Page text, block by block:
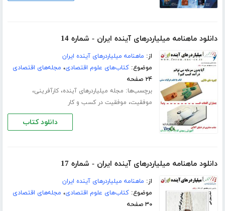
دانلود ماهنامه میلیاردرهای آینده ایران - شماره 14
از: ماهنامه میلیاردرهای آینده ایران
موضوع:کتاب‌های علوم اقتصادی، مجله‌های اقتصادی
۲۴ صفحه
برچسب‌ها: مجله میلیاردرهای آینده،کارآفرینی،
موفقیت، موفقیت در کسب و کار
دانلود کتاب
دانلود ماهنامه میلیاردرهای آینده ایران - شماره 17
از: ماهنامه میلیاردرهای آینده ایران
موضوع:کتاب‌های علوم اقتصادی، مجله‌های اقتصادی
۳۰ صفحه